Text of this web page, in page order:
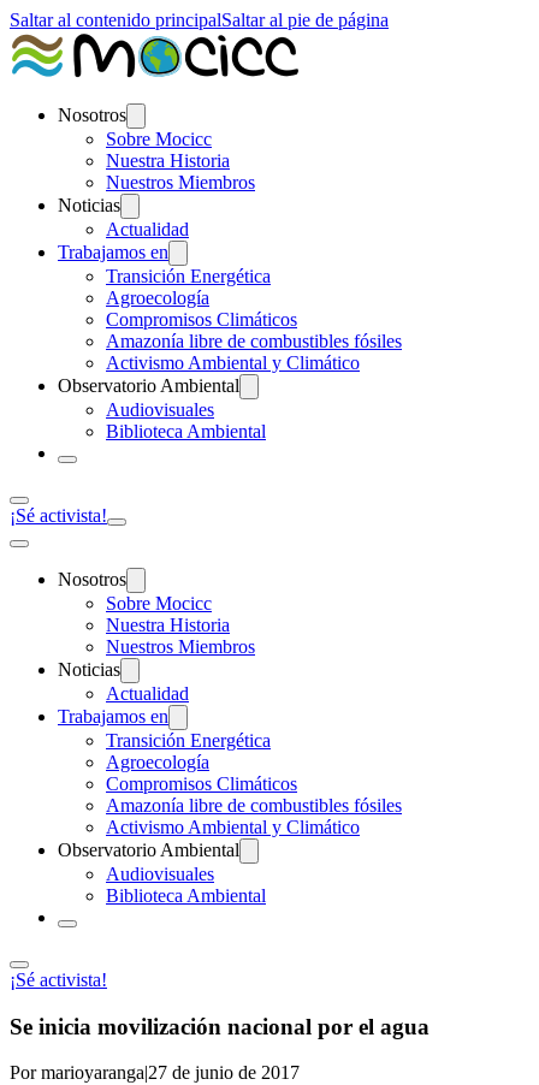
Saltar al contenido principalSaltar al pie de página
Nosotros
Sobre Mocicc
Nuestra Historia
Nuestros Miembros
Noticias
Actualidad
Trabajamos en
Transición Energética
Agroecología
Compromisos Climáticos
Amazonía libre de combustibles fósiles
Activismo Ambiental y Climático
Observatorio Ambiental
Audiovisuales
Biblioteca Ambiental
¡Sé activista!
Nosotros
Sobre Mocicc
Nuestra Historia
Nuestros Miembros
Noticias
Actualidad
Trabajamos en
Transición Energética
Agroecología
Compromisos Climáticos
Amazonía libre de combustibles fósiles
Activismo Ambiental y Climático
Observatorio Ambiental
Audiovisuales
Biblioteca Ambiental
¡Sé activista!
Se inicia movilización nacional por el agua
Por marioyaranga|27 de junio de 2017